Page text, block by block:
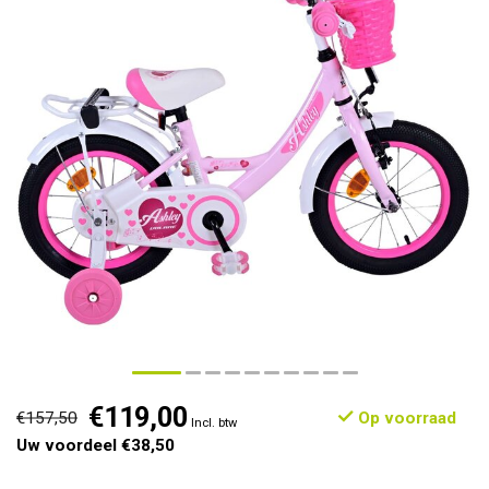
€157,50 €119,00 Incl. btw
Op voorraad
Uw voordeel €38,50